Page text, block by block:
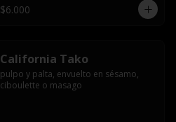
$6.000
California Tako
pulpo y palta, envuelto en sésamo,
ciboulette o masago